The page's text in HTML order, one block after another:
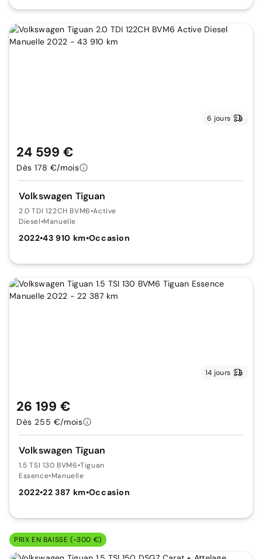
6 jours
Volkswagen Tiguan
2.0 TDI 122CH BVM6•Active
Diesel•Manuelle
2022•43 910 km•Occasion
24 599 €
Dès 178 €/mois
14 jours
Volkswagen Tiguan
1.5 TSI 130 BVM6•Tiguan
Essence•Manuelle
2022•22 387 km•Occasion
26 199 €
Dès 255 €/mois
PRIX EN BAISSE (-300 €)